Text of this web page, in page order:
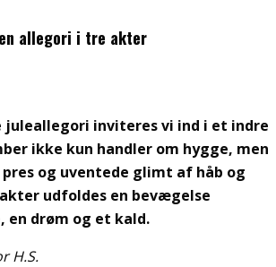
allegori i tre akter
juleallegori inviteres vi ind i et indre
ikke kun handler om hygge, men
og uventede glimt af håb og
udfoldes en bevægelse
en drøm og et kald.
H.S.